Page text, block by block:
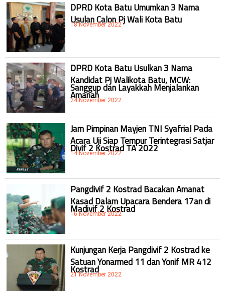
DPRD Kota Batu Umumkan 3 Nama
Usulan Calon Pj Wali Kota Batu
18 November 2022
DPRD Kota Batu Usulkan 3 Nama
Kandidat Pj Walikota Batu, MCW:
Sanggup dan Layakkah Menjalankan
Amanah
24 November 2022
Jam Pimpinan Mayjen TNI Syafrial Pada
Acara Uji Siap Tempur Terintegrasi Satjar
Divif 2 Kostrad TA 2022
14 November 2022
Pangdivif 2 Kostrad Bacakan Amanat
Kasad Dalam Upacara Bendera 17an di
Madivif 2 Kostrad
16 November 2022
Kunjungan Kerja Pangdivif 2 Kostrad ke
Satuan Yonarmed 11 dan Yonif MR 412
Kostrad
21 November 2022